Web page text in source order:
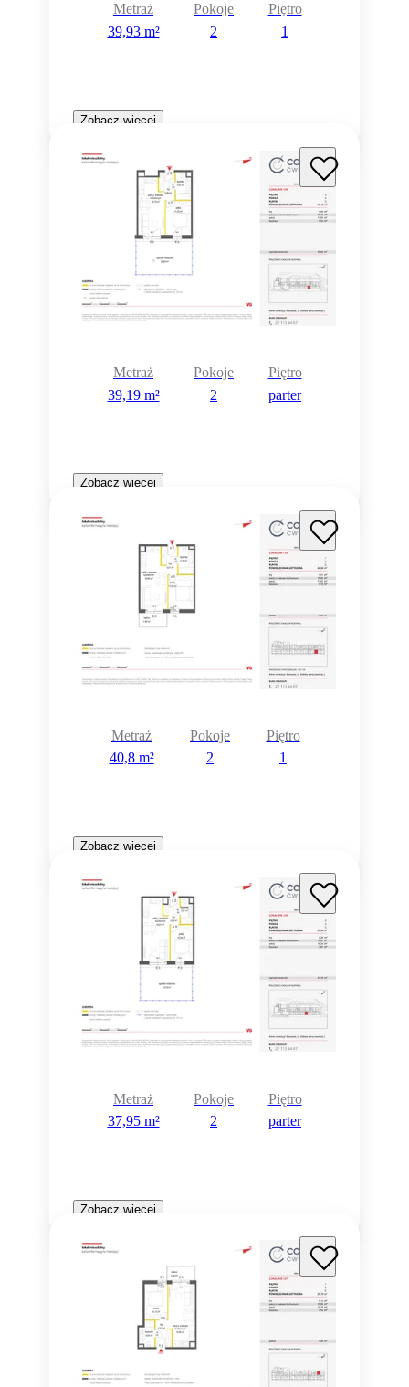
Metraż
39,93 m²
Pokoje
2
Piętro
1
Zobacz więcej
Metraż
39,19 m²
Pokoje
2
Piętro
parter
Zobacz więcej
Metraż
40,8 m²
Pokoje
2
Piętro
1
Zobacz więcej
Metraż
37,95 m²
Pokoje
2
Piętro
parter
Zobacz więcej